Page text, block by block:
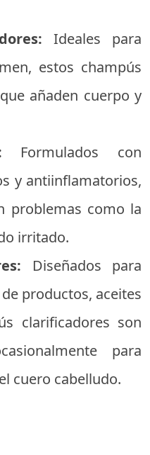
Ideales para
estos champús
añaden cuerpo y
Formulados con
y antiinflamatorios,
problemas como la
irritado.
Diseñados para
productos, aceites
clarificadores son
para
cuero cabelludo.